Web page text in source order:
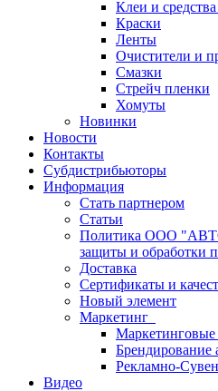
Клеи и
Краски
Ленты
Очистители и
Смазки
Стрейч пленки
Хомуты
Новинки
Новости
Контакты
Субдистрибьюторы
Информация
Стать партнером
Статьи
Политика ООО
защиты и обработки
Доставка
Сертификаты и
Новый элемент
Маркетинг
Брендирование
Рекламно-
Видео